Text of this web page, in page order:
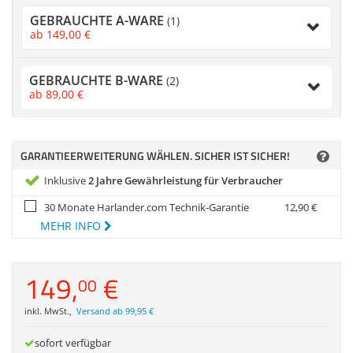
Anmelden | Registrieren
GEBRAUCHTE A-WARE (1)
ab 149,00 €
GEBRAUCHTE B-WARE (2)
ab 89,00 €
GARANTIEERWEITERUNG WÄHLEN. SICHER IST SICHER!
Inklusive2 Jahre Gewährleistung für Verbraucher
30 Monate Harlander.com Technik-Garantie
12,90€
MEHR INFO
149,00 €
inkl. MwSt., Versand ab 99,95 €
sofort verfügbar